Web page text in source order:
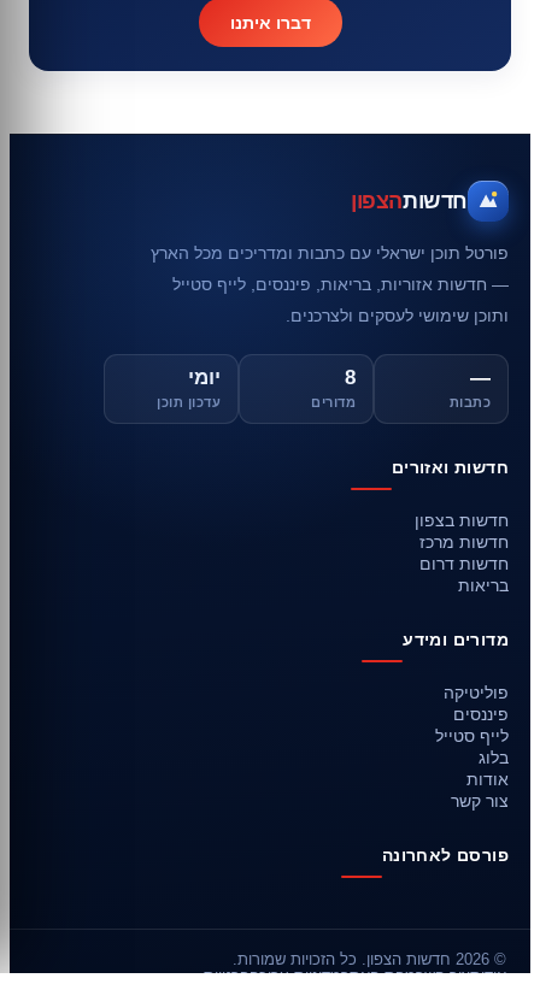
דברו איתנו
חדשותהצפון
פורטל תוכן ישראלי עם כתבות ומדריכים מכל הארץ
— חדשות אזוריות, בריאות, פיננסים, לייף סטייל
ותוכן שימושי לעסקים ולצרכנים.
—
כתבות
8
מדורים
יומי
עדכון תוכן
חדשות ואזורים
חדשות בצפון
חדשות מרכז
חדשות דרום
בריאות
מדורים ומידע
פוליטיקה
פיננסים
לייף סטייל
בלוג
אודות
צור קשר
פורסם לאחרונה
© 2026 חדשות הצפון. כל הזכויות שמורות.
אודותצור קשרמפת האתרמדיניות עריכהפרטיות